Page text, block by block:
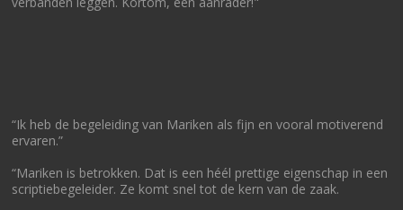
“Ik heb de begeleiding van Mariken als fijn en vooral motiverend
ervaren.”
“Mariken is betrokken. Dat is een héél prettige eigenschap in een
scriptiebegeleider. Ze komt snel tot de kern van de zaak.